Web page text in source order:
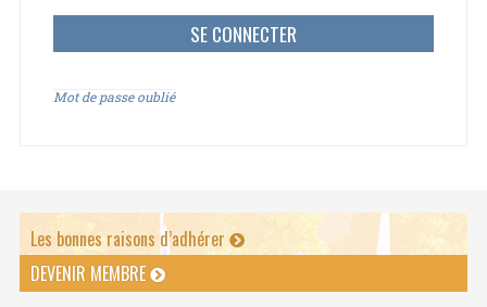
Mot de passe oublié
Les bonnes raisons d’adhérer
DEVENIR MEMBRE